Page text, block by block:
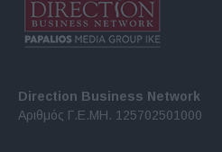
Direction Business Network
Αριθμός Γ.Ε.ΜΗ. 125702501000